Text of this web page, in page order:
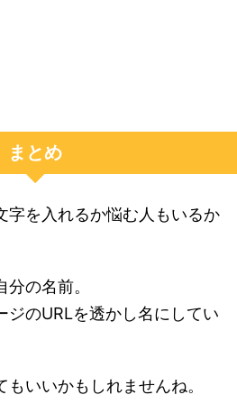
まとめ
字を入れるか悩む人もいるか
の名前。
ジのURLを透かし名にしてい
いいかもしれませんね。